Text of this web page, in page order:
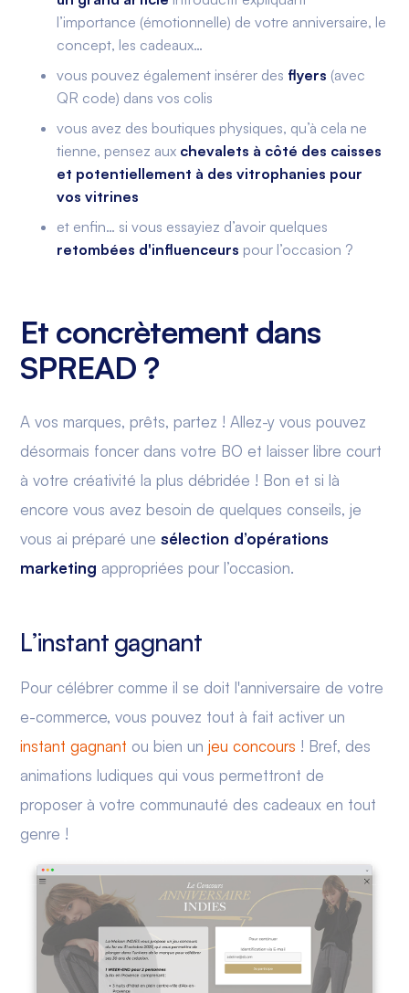
l’importance (émotionnelle) de votre anniversaire, le
concept, les cadeaux…
vous pouvez également insérer des flyers (avec
QR code) dans vos colis
vous avez des boutiques physiques, qu’à cela ne
tienne, pensez aux chevalets à côté des caisses
et potentiellement à des vitrophanies pour
vos vitrines
et enfin… si vous essayiez d’avoir quelques
retombées d'influenceurs pour l’occasion ?
Et concrètement dans
SPREAD ?
A vos marques, prêts, partez ! Allez-y vous pouvez
désormais foncer dans votre BO et laisser libre court
à votre créativité la plus débridée ! Bon et si là
encore vous avez besoin de quelques conseils, je
vous ai préparé unesélection d’opérations
marketing appropriées pour l’occasion.
L’instant gagnant
Pour célébrer comme il se doit l'anniversaire de votre
e-commerce, vous pouvez tout à fait activer un
instant gagnant ou bien unjeu concours ! Bref, des
animations ludiques qui vous permettront de
proposer à votre communauté des cadeaux en tout
genre !